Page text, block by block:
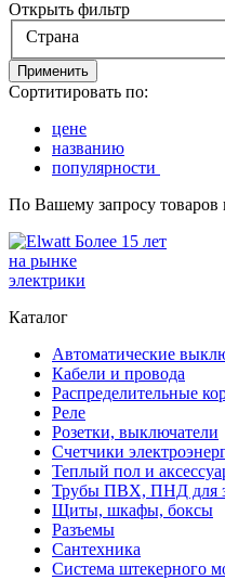
Открыть фильтр
Страна
Применить
Сортитировать по:
цене
названию
популярности
По Вашему запросу товаров
Более 15 лет
на рынке
электрики
Каталог
Автоматические
Кабели и провода
Распределительные
Реле
Розетки, выключатели
Счетчики
Теплый пол и
Трубы ПВХ, ПНД для
Щиты, шкафы, боксы
Разъемы
Сантехника
Система штекерного